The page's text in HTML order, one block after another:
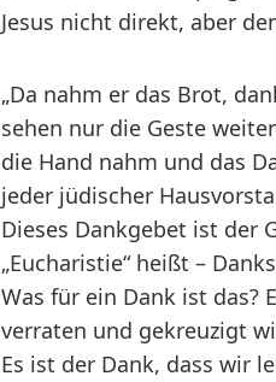
Jesus nicht direkt, aber
„Da nahm er das Brot,
sehen nur die Geste
die Hand nahm und das
jeder jüdischer
Dieses Dankgebet ist der
„Eucharistie“ heißt –
Was für ein Dank ist das?
verraten und gekreuzigt
Es ist der Dank, dass wir